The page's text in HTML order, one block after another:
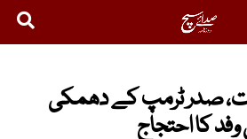
صدر ٹرمپ کے دھمکی
وفد کا احتجاج